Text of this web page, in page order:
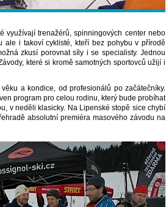
využívají trenažérů, spinningových center nebo
ale i takoví cyklisté, kteří bez pohybu v přírodě
zkusí porovnat síly i se specialisty. Jednou
které si kromě samotných sportovců užijí i
a kondice, od profesionálů po začátečníky.
program pro celou rodinu, který bude probíhat
v neděli klasicky. Na Lipenské stopě sice chybí
absolutní premiéra masového závodu na